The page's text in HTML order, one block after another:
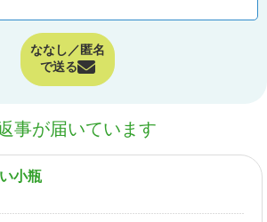
ななし／匿名
で送る
事が届いています
小瓶